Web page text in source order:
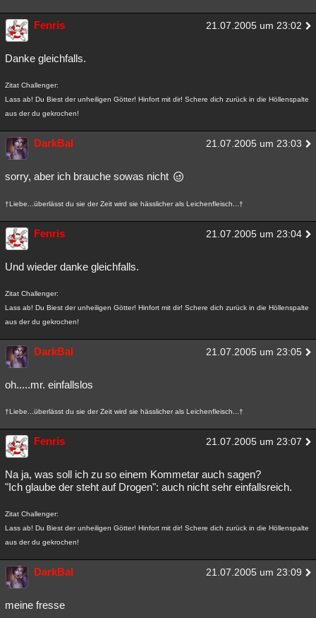
Fenris 21.07.2005 um 23:02
Danke gleichfalls.
Zitat Challenger:
Lass ab! Du Biest der unheiligen Götter! Hinfort mit dir! Schere dich zurück in die Höllenspalte
aus der du gekrochen!
DarkBal 21.07.2005 um 23:03
sorry, aber ich brauche sowas nicht
†Liebe...überlässt du sie der Zeit wird sie hässlicher als Leichenfleisch...†
Fenris 21.07.2005 um 23:04
Und wieder danke gleichfalls.
Zitat Challenger:
Lass ab! Du Biest der unheiligen Götter! Hinfort mit dir! Schere dich zurück in die Höllenspalte
aus der du gekrochen!
DarkBal 21.07.2005 um 23:05
oh.....mr. einfallslos
†Liebe...überlässt du sie der Zeit wird sie hässlicher als Leichenfleisch...†
Fenris 21.07.2005 um 23:07
Na ja, was soll ich zu so einem Kommetar auch sagen?
"Ich glaube der steht auf Drogen": auch nicht sehr einfallsreich.
Zitat Challenger:
Lass ab! Du Biest der unheiligen Götter! Hinfort mit dir! Schere dich zurück in die Höllenspalte
aus der du gekrochen!
DarkBal 21.07.2005 um 23:09
meine fresse